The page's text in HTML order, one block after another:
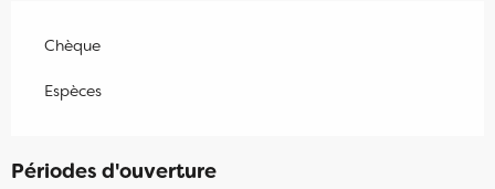
Chèque
Espèces
Périodes d'ouverture